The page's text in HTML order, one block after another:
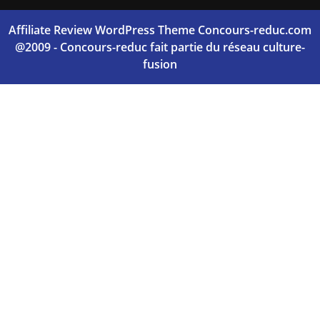
Affiliate Review WordPress Theme Concours-reduc.com
@2009 - Concours-reduc fait partie du réseau culture-
fusion